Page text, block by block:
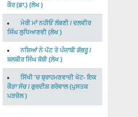
ਕੌਰ (ਡਾ.) (ਲੇਖ)
ਮੇਰੀ ਮਾਂ ਨਹੀਓਂ ਲੱਭਣੀ/ ਦਲਵੀਰ
ਸਿੰਘ ਲੁਧਿਆਣਵੀ(ਲੇਖ)
ਨਸ਼ਿਆਂ ਨੇ ਪੱਟ ਤੇ ਪੰਜਾਬੀ ਗੱਭਰੂ/
ਬਲਬੀਰ ਸਿੰਘ ਬੱਬੀ(ਲੇਖ)
ਸਿੱਖੀ 'ਚ ਬ੍ਰਾਹਮਣਵਾਦੀ ਖੋਟ- ਇਕ
ਕੌੜਾ ਸੱਚ/ ਗੁਰਦੀਸ਼ ਗਰੇਵਾਲ(ਪੁਸਤਕ
ਪੜਚੋਲ)